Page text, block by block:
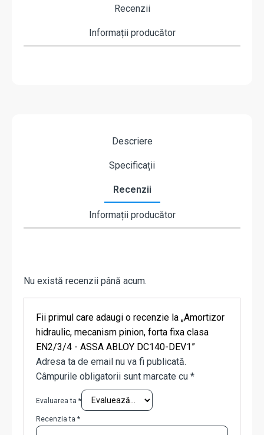
Recenzii
Informații producător
Descriere
Specificații
Recenzii
Informații producător
Nu există recenzii până acum.
Fii primul care adaugi o recenzie la „Amortizor
hidraulic, mecanism pinion, forta fixa clasa
EN2/3/4 - ASSA ABLOY DC140-DEV1”
Adresa ta de email nu va fi publicată.
Câmpurile obligatorii sunt marcate cu *
Evaluarea ta *
Recenzia ta *